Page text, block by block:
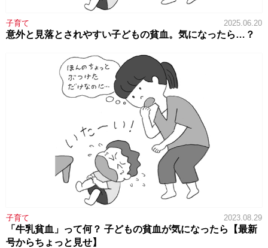
子育て 2025.06.20
意外と見落とされやすい子どもの貧血。気になったら…？
子育て 2023.08.29
「牛乳貧血」って何？ 子どもの貧血が気になったら【最新
号からちょっと見せ】